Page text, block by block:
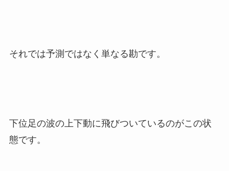
それでは予測ではなく単なる勘です。
下位足の波の上下動に飛びついているのがこの状
態です。